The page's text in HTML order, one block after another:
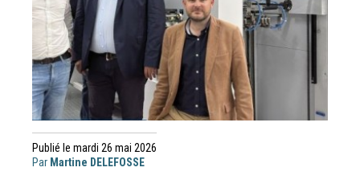
Publié le mardi 26 mai 2026
Par Martine DELEFOSSE